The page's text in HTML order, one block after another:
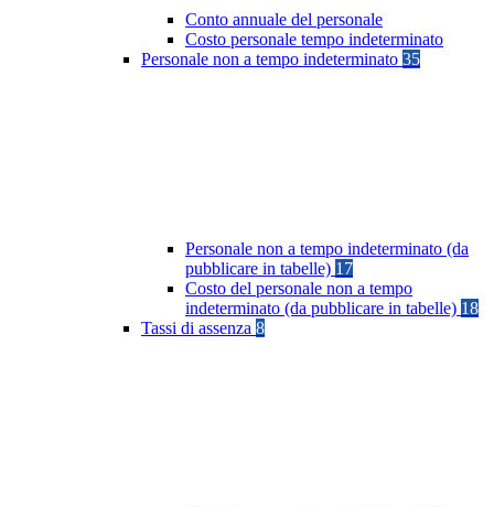
Conto annuale del personale
Costo personale tempo indeterminato
Personale non a tempo indeterminato 35
Personale non a tempo indeterminato (da
pubblicare in tabelle) 17
Costo del personale non a tempo
indeterminato (da pubblicare in tabelle) 18
Tassi di assenza 8